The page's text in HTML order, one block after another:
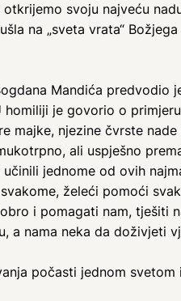
svoju najveću
na „sveta vrata“
Mandića predvodio
je govorio o
majke, njezine čvrste
ali uspješno
jednome od ovih
želeći pomoći
i pomagati nam, tješiti
a nama neka da doživjeti
počasti jednom